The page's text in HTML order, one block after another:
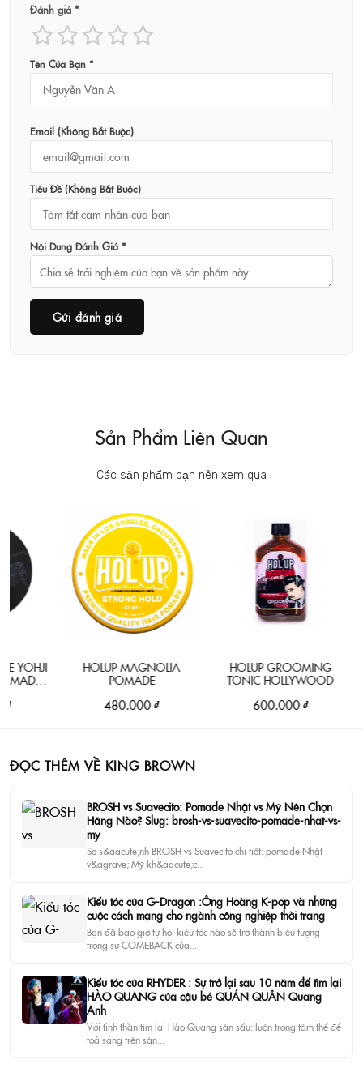
Đánh giá *
Tên Của Bạn *
Email (không Bắt Buộc)
Tiêu Đề (không Bắt Buộc)
Nội Dung Đánh Giá *
Gửi đánh giá
Sản Phẩm Liên Quan
Các sản phẩm bạn nên xem qua
HOLUP MAGNOLIA
POMADE
480.000 ₫
HOLUP GROOMING
TONIC HOLLYWOOD
600.000 ₫
ĐỌC THÊM VỀ KING BROWN
BROSH vs Suavecito: Pomade Nhật vs Mỹ Nên Chọn
Hãng Nào? Slug: brosh-vs-suavecito-pomade-nhat-vs-
my
So s&aacute;nh BROSH vs Suavecito chi tiết: pomade Nhật
v&agrave; Mỹ kh&aacute;c...
Kiểu tóc của G-Dragon :Ông Hoàng K-pop và những
cuộc cách mạng cho ngành công nghiệp thời trang
Bạn đã bao giờ tự hỏi kiểu tóc nào sẽ trở thành biểu tượng
trong sự COMEBACK của...
Kiểu tóc của RHYDER : Sự trở lại sau 10 năm để tìm lại
HÀO QUANG của cậu bé QUÁN QUÂN Quang
Anh
Với tinh thần tìm lại Hào Quang sân sấu: luôn trong tâm thế để
toả sáng trên sân...